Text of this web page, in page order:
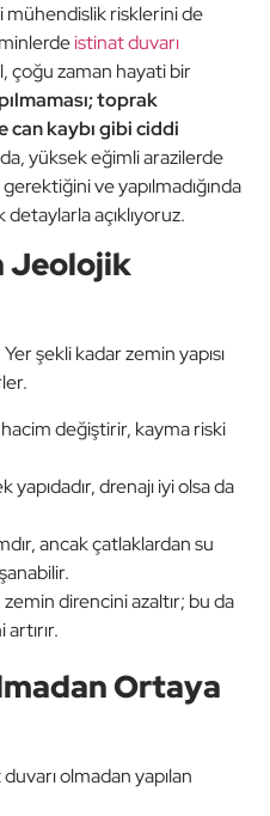
mühendislik risklerini de
istinat duvarı
çoğu zaman hayati bir
toprak
can kaybı gibi ciddi
yüksek eğimli arazilerde
ve yapılmadığında
detaylarla açıklıyoruz.
Jeolojik
şekli kadar zemin yapısı
değiştirir, kayma riski
yapıdadır, drenajı iyi olsa da
ancak çatlaklardan su
zemin direncini azaltır; bu da
Ortaya
olmadan yapılan